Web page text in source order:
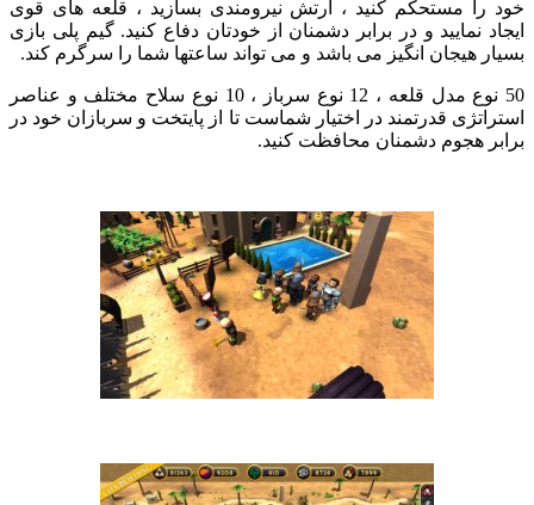
خود را مستحکم کنید ، ارتش نیرومندی بسازید ، قلعه های قوی
ایجاد نمایید و در برابر دشمنان از خودتان دفاع کنید. گیم پلی بازی
بسیار هیجان انگیز می باشد و می تواند ساعتها شما را سرگرم کند.
50 نوع مدل قلعه ، 12 نوع سرباز ، 10 نوع سلاح مختلف و عناصر
استراتژی قدرتمند در اختیار شماست تا از پایتخت و سربازان خود در
برابر هجوم دشمنان محافظت کنید.